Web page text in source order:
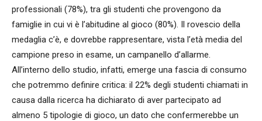
professionali (78%), tra gli studenti che provengono da
famiglie in cui vi è l’abitudine al gioco (80%). Il rovescio della
medaglia c’è, e dovrebbe rappresentare, vista l’età media del
campione preso in esame, un campanello d’allarme.
All’interno dello studio, infatti, emerge una fascia di consumo
che potremmo definire critica: il 22% degli studenti chiamati in
causa dalla ricerca ha dichiarato di aver partecipato ad
almeno 5 tipologie di gioco, un dato che confermerebbe un